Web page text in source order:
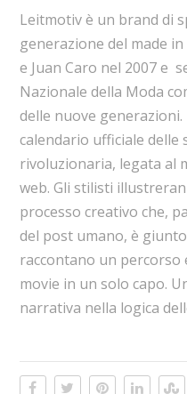
Leitmotiv è un brand di
generazione del made
e Juan Caro nel 2007 e
Nazionale della Moda
delle nuove
calendario ufficiale delle
rivoluzionaria, legata al
web. Gli stilisti
processo creativo che,
del post umano, è
raccontano un percorso
movie in un solo capo.
narrativa nella logica